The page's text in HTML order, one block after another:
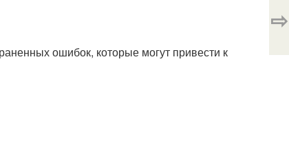
ошибок, которые могут привести к
⇨